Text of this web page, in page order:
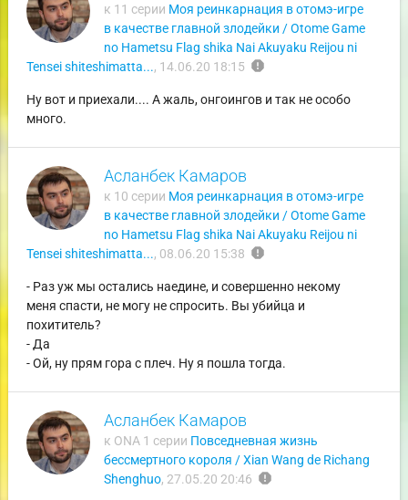
к 11 серии Моя реинкарнация в отомэ-игре
в качестве главной злодейки / Otome Game
no Hametsu Flag shika Nai Akuyaku Reijou ni
Tensei shiteshimatta..., 14.06.20 18:15 report
Ну вот и приехали.... А жаль, онгоингов и так не особо
много.
Асланбек Камаров
к 10 серии Моя реинкарнация в отомэ-игре
в качестве главной злодейки / Otome Game
no Hametsu Flag shika Nai Akuyaku Reijou ni
Tensei shiteshimatta..., 08.06.20 15:38 report
- Раз уж мы остались наедине, и совершенно некому
меня спасти, не могу не спросить. Вы убийца и
похититель?
- Да
- Ой, ну прям гора с плеч. Ну я пошла тогда.
Асланбек Камаров
к ONA 1 серии Повседневная жизнь
бессмертного короля / Xian Wang de Richang
Shenghuo, 27.05.20 20:46 report